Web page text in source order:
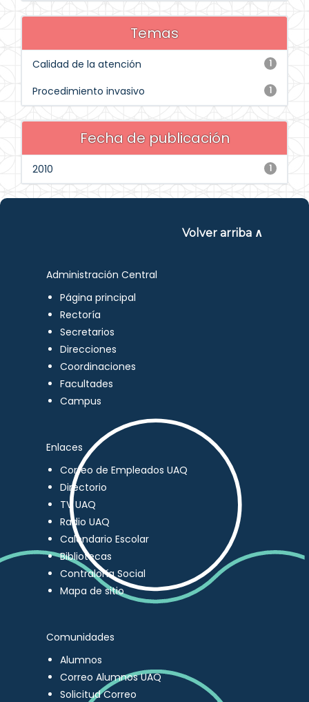
Temas
1
Calidad de la atención
1
Procedimiento invasivo
Fecha de publicación
1
2010
Volver arriba ∧
Administración Central
Página principal
Rectoría
Secretarios
Direcciones
Coordinaciones
Facultades
Campus
Enlaces
Correo de Empleados UAQ
Directorio
TV UAQ
Radio UAQ
Calendario Escolar
Bibliotecas
Contraloría Social
Mapa de sitio
Comunidades
Alumnos
Correo Alumnos UAQ
Solicitud Correo